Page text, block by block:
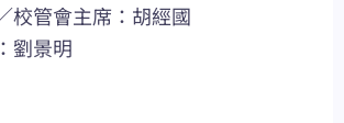
校管會主席：胡經國
劉景明